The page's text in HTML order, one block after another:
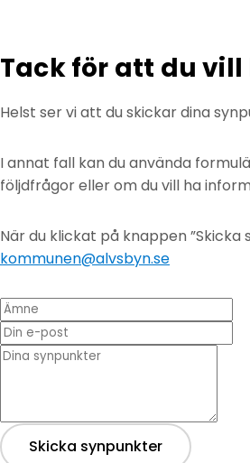
Tack för att du
Helst ser vi att du skickar dina
I annat fall kan du använda
följdfrågor eller om du vill ha
När du klickat på knappen
kommunen@alvsbyn.se
Ämne
Din e-post
* Dina synpunkter
Skicka synpunkter